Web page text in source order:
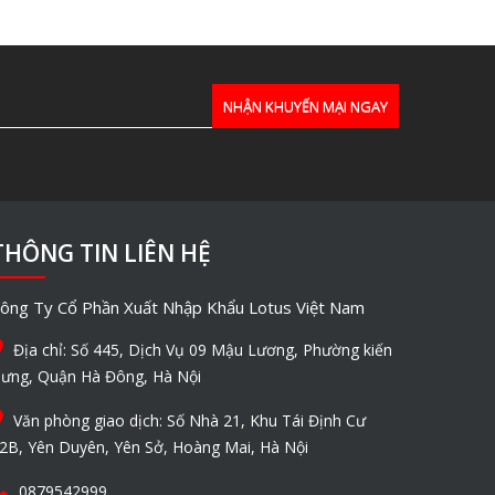
TIN LIÊN HỆ
Ty Cổ Phần Xuất Nhập Khẩu Lotus Việt Nam
Địa chỉ: Số 445, Dịch Vụ 09 Mậu Lương, Phường kiến
Quận Hà Đông, Hà Nội
Văn phòng giao dịch: Số Nhà 21, Khu Tái Định Cư
Yên Duyên, Yên Sở, Hoàng Mai, Hà Nội
0879542999